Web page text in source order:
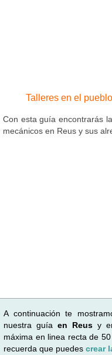
Talleres en el
Con esta guía encontrarás
mecánicos en Reus y sus
A continuación te
nuestra guía en Reus y
máxima en linea recta de
recuerda que puedescrear